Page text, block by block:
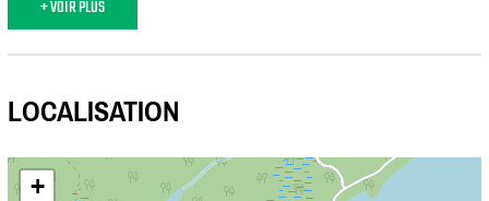
+ VOIR PLUS
LOCALISATION
+